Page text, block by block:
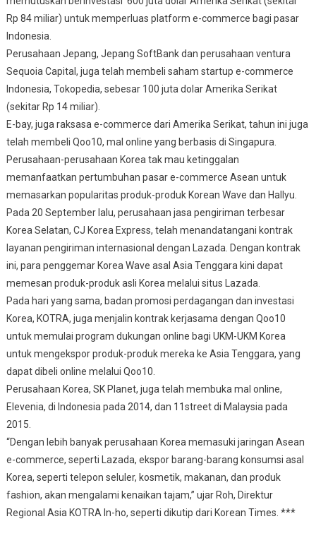
Rp 84 miliar) untuk memperluas platform e-commerce bagi pasar
Indonesia.
Perusahaan Jepang, Jepang SoftBank dan perusahaan ventura
Sequoia Capital, juga telah membeli saham startup e-commerce
Indonesia, Tokopedia, sebesar 100 juta dolar Amerika Serikat
(sekitar Rp 14 miliar).
E-bay, juga raksasa e-commerce dari Amerika Serikat, tahun ini juga
telah membeli Qoo10, mal online yang berbasis di Singapura.
Perusahaan-perusahaan Korea tak mau ketinggalan
memanfaatkan pertumbuhan pasar e-commerce Asean untuk
memasarkan popularitas produk-produk Korean Wave dan Hallyu.
Pada 20 September lalu, perusahaan jasa pengiriman terbesar
Korea Selatan, CJ Korea Express, telah menandatangani kontrak
layanan pengiriman internasional dengan Lazada. Dengan kontrak
ini, para penggemar Korea Wave asal Asia Tenggara kini dapat
memesan produk-produk asli Korea melalui situs Lazada.
Pada hari yang sama, badan promosi perdagangan dan investasi
Korea, KOTRA, juga menjalin kontrak kerjasama dengan Qoo10
untuk memulai program dukungan online bagi UKM-UKM Korea
untuk mengekspor produk-produk mereka ke Asia Tenggara, yang
dapat dibeli online melalui Qoo10.
Perusahaan Korea, SK Planet, juga telah membuka mal online,
Elevenia, di Indonesia pada 2014, dan 11street di Malaysia pada
2015.
“Dengan lebih banyak perusahaan Korea memasuki jaringan Asean
e-commerce, seperti Lazada, ekspor barang-barang konsumsi asal
Korea, seperti telepon seluler, kosmetik, makanan, dan produk
fashion, akan mengalami kenaikan tajam,” ujar Roh, Direktur
Regional Asia KOTRA In-ho, seperti dikutip dari Korean Times. ***